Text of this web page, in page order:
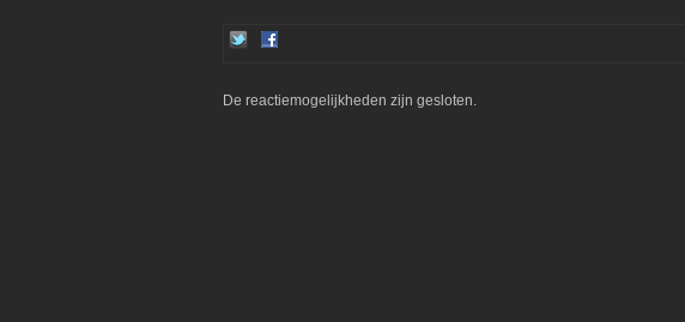
De reactiemogelijkheden zijn gesloten.